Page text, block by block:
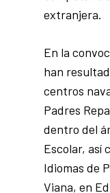
extranjera.
En la
han
centros
Padres
dentro del
Escolar, así
Idiomas de
Viana, en